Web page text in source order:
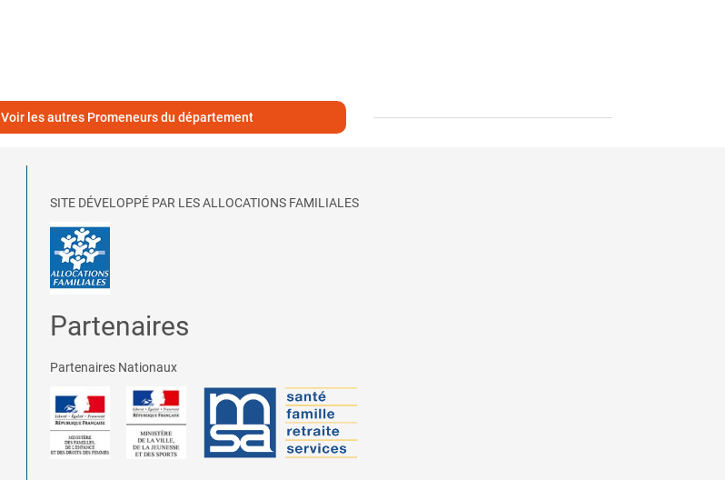
Voir les autres Promeneurs du département
SITE DÉVELOPPÉ PAR LES ALLOCATIONS FAMILIALES
Partenaires
Partenaires Nationaux